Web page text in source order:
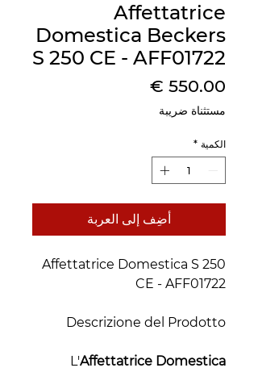
Affettatrice
Domestica Beckers
S 250 CE - AFF01722
السعر
مستثناة ضريبة
الكمية *
أضِف إلى العربة
Affettatrice Domestica S 250
CE - AFF01722
Descrizione del Prodotto
L'Affettatrice Domestica